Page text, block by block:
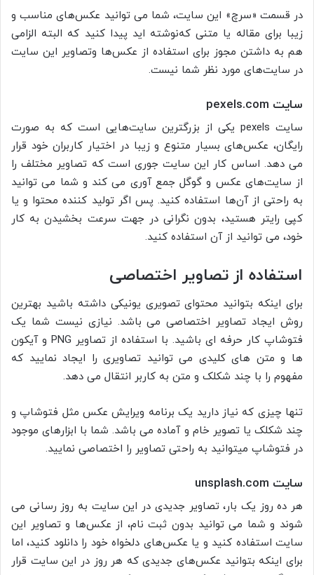
در قسمت «سرچ» این سایت، شما می توانید عکس‌های مناسب و
زیبا برای مقاله یا متنی که‌نوشته اید پیدا کنید که البته الزامی
هم به داشتن مجوز برای استفاده از عکس‌ها و‌تصاویر این سایت
در سایت‌های مورد نظر شما نیست.
سایت pexels.com
سایت pexels یکی از بزرگترین سایت‌هایی است که به صورت
رایگان، عکس‌های بسیار متنوع و‌ زیبا در اختیار کاربران خود قرار
می دهد. اساس کار این سایت جوری است که تصاویر مختلف را
از سایت‌های عکس و گوگل جمع آوری می کند و شما می توانید
به راحتی از آن‌ها استفاده کنید. پس اگر تولید کننده محتوا و یا
کپی رایتر هستید، بدون نگرانی در جهت سرعت بخشیدن به کار
خود، می توانید از آن استفاده کنید.
استفاده از تصاویر اختصاصی
برای اینکه بتوانید محتوای تصویری یونیکی داشته باشید بهترین
روش ایجاد تصاویر اختصاصی می باشد. نیازی نیست شما یک
فتوشاپ کار حرفه ای باشید. با استفاده از تصاویر PNG و آیکون
ها و متن های کلیدی می توانید تصاویری را ایجاد نمایید که
مفهوم را با چند شکلک و متن به کاربر انتقال می دهد.
تنها چیزی که نیاز دارید یک برنامه ویرایش عکس مثل فتوشاپ و
چند شکلک یا تصویر خام و آماده می باشد. شما با ابزارهای موجود
در فتوشاپ میتوانید به راحتی تصاویر را اختصاصی نمایید.
سایت unsplash.com
هر ده روز یک بار، تصاویر جدیدی در این سایت به روز رسانی می
شوند و شما می توانید بدون ثبت نام، از عکس‌ها و تصاویر این
سایت استفاده کنید و یا عکس‌های دلخواه خود را دانلود کنید، اما
برای اینکه بتوانید عکس‌های جدیدی که هر روز در این سایت قرار